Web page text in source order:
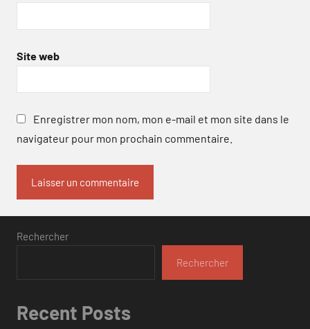
Site web
Enregistrer mon nom, mon e-mail et mon site dans le
navigateur pour mon prochain commentaire.
Rechercher
Rechercher
Recent Posts